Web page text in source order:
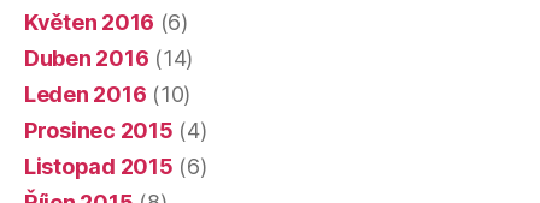
Květen 2016 (6)
Duben 2016 (14)
Leden 2016 (10)
Prosinec 2015 (4)
Listopad 2015 (6)